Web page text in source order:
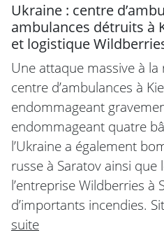
Ukraine : centre
ambulances détruits à
et logistique
Une attaque massive à
centre d’ambulances à
endommageant
endommageant quatre
l’Ukraine a également
russe à Saratov ainsi
l’entreprise Wildberries à
d’importants incendies.
suite